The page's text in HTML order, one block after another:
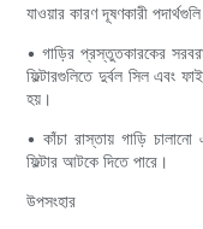
যাওয়ার কারণ দূষণকারী
• গাড়ির প্রস্তুতকারকের
ফিল্টারগুলিতে দুর্বল সিল এবং
হয়।
• কাঁচা রাস্তায় গাড়ি
ফিল্টার আটকে দিতে পারে।
উপসংহার